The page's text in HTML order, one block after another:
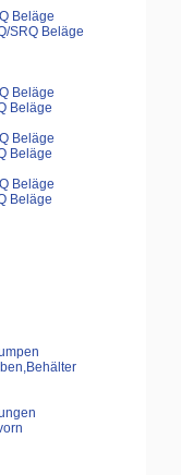
Beläge
SRQ Beläge
Beläge
Beläge
Beläge
Beläge
Beläge
Beläge